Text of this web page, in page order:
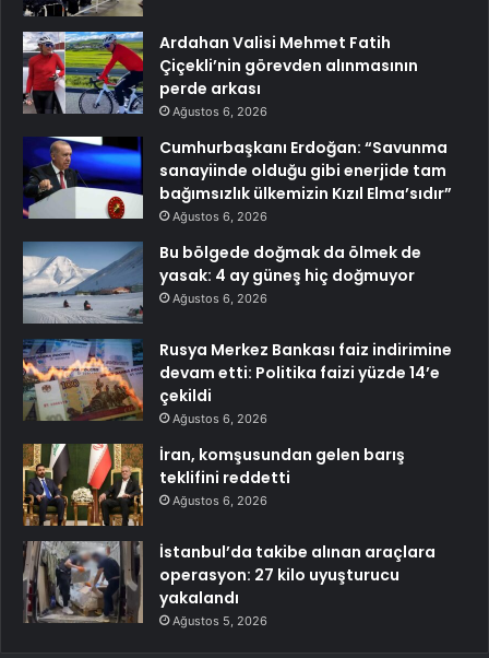
Ardahan Valisi Mehmet Fatih
Çiçekli’nin görevden alınmasının
perde arkası
Ağustos 6, 2026
Cumhurbaşkanı Erdoğan: “Savunma
sanayiinde olduğu gibi enerjide tam
bağımsızlık ülkemizin Kızıl Elma’sıdır”
Ağustos 6, 2026
Bu bölgede doğmak da ölmek de
yasak: 4 ay güneş hiç doğmuyor
Ağustos 6, 2026
Rusya Merkez Bankası faiz indirimine
devam etti: Politika faizi yüzde 14’e
çekildi
Ağustos 6, 2026
İran, komşusundan gelen barış
teklifini reddetti
Ağustos 6, 2026
İstanbul’da takibe alınan araçlara
operasyon: 27 kilo uyuşturucu
yakalandı
Ağustos 5, 2026